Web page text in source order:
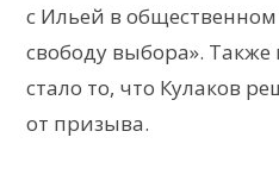
с Ильей в общественном
свободу выбора».
стало то, что Кулаков
от призыва.